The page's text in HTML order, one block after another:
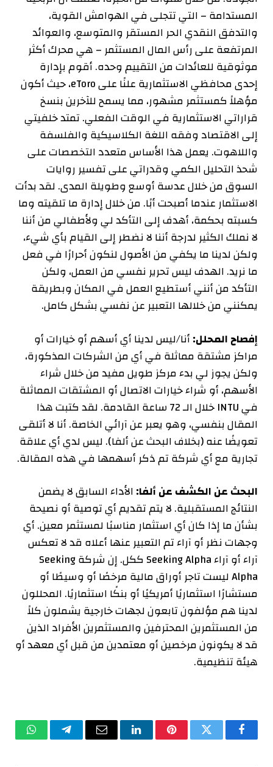
المستدامة – التي تتجلى في الهوامش القوية،
والتدفق النقدي الحر المستقر والمتوسع، والعوائد
المرتفعة على رأس المال المستثمر – هي محرك أكثر
موثوقية للعائدات من التقييم وحده. أقوم بإدارة
إحدى محافظي الاستثمارية علنًا على eToro، حيث أكون
مؤهلاً كمستثمر مشهور، مما يسمح للآخرين بنسخ
قراراتي الاستثمارية في الوقت الفعلي. تمتد خلفيتي
إلى الاقتصاد وفقه اللغة الكلاسيكية والفلسفة
واللاهوت. يعمل هذا الأساس متعدد التخصصات على
شحذ التحليل الكمي وقدراتي على تفسير روايات
السوق من خلال عدسة أوسع وطويلة المدى. لقد بدأت
الاستثمار عندما أصبحت أبًا. من خلال إدارة ما تلقيته وما
كسبته بحكمة، أهدف إلى التأكد لي ولأطفالي من أننا
لا نملك الكثير لدرجة أننا لا نضطر إلى القيام بأي شيء،
ولكن لدينا ما يكفي من الأصول لنكون أحرارًا في فعل
ما نريد. الهدف ليس تحرير نفسي من العمل، ولكن
التأكد من أنني أستطيع العمل في المكان وبطريقة
يمكنني من خلالها التعبير عن نفسي بشكل كامل.
إفصاح المحلل:أنا/ليس لدينا أي أسهم أو خيارات أو
مراكز مشتقة مماثلة في أي من الشركات المذكورة،
ولكن يجوز لي بدء مركز طويل مفيد من خلال شراء
الأسهم، أو شراء خيارات الاتصال أو المشتقات المماثلة
في INTU خلال الـ 72 ساعة القادمة.
لقد كتبت هذا
المقال بنفسي، وهو يعبر عن آرائي الخاصة. أنا لا أتلقى
تعويضًا عنه (بخلاف البحث عن ألفا). ليس لدي أي علاقة
تجارية مع أي شركة تم ذكر أسهمها في هذه المقالة.
البحث عن الكشف عن ألفا:الأداء السابق لا يضمن
النتائج المستقبلية. لا يتم تقديم أي توصية أو نصيحة
بشأن ما إذا كان أي استثمار مناسبًا لمستثمر معين. أي
وجهات نظر أو آراء تم التعبير عنها أعلاه قد لا تعكس
آراء أو آراء Seeking Alpha ككل. إن شركة Seeking
Alpha ليست تاجر أوراق مالية مرخصًا أو وسيطًا أو
مستشارًا استثماريًا أمريكيًا أو بنكًا استثماريًا. المحللون
لدينا هم مؤلفون تابعون لجهات خارجية يشملون كلاً
من المستثمرين المحترفين والمستثمرين الأفراد الذين
قد لا يكونون مرخصين أو معتمدين من قبل أي معهد أو
هيئة تنظيمية.
فيسبوكتويتر بينتيريستلينكدإنالبريد تيلقرام